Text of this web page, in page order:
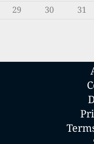
29
30 31